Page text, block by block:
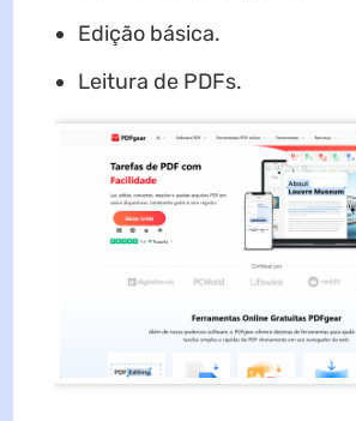
Edição básica.
Leitura de PDFs.